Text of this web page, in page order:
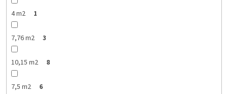
4 m2 1
7,76 m2 3
10,15 m2 8
7,5 m2 6